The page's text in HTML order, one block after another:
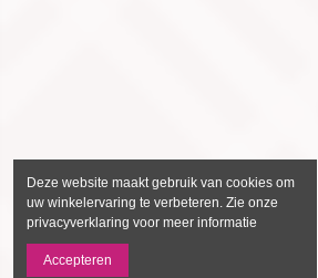
Deze website maakt gebruik van cookies om
uw winkelervaring te verbeteren. Zie onze
privacyverklaring voor meer informatie
Accepteren